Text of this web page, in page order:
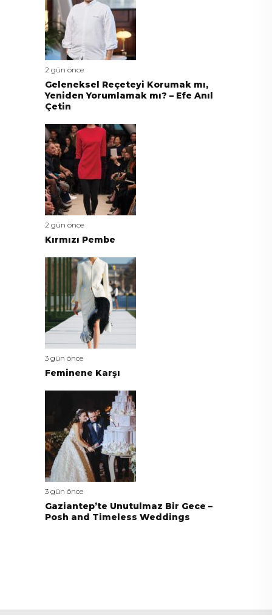
2 gün önce
Geleneksel Reçeteyi Korumak mı,
Yeniden Yorumlamak mı? – Efe Anıl
Çetin
2 gün önce
Kırmızı Pembe
3 gün önce
Feminene Karşı
3 gün önce
Gaziantep’te Unutulmaz Bir Gece –
Posh and Timeless Weddings